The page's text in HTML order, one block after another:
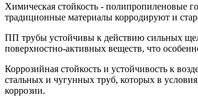
Химическая стойкость - полипропиленовые
традиционные материалы корродируют и
ПП трубы устойчивы к действию сильных
поверхностно-активных веществ, что
Коррозийная стойкость и устойчивость к
стальных и чугунных труб, которых в
коррозии.